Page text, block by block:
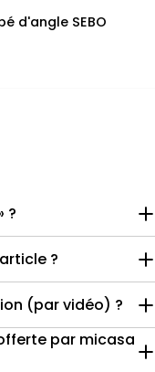
d'angle SEBO
?
?
(par vidéo) ?
par micasa